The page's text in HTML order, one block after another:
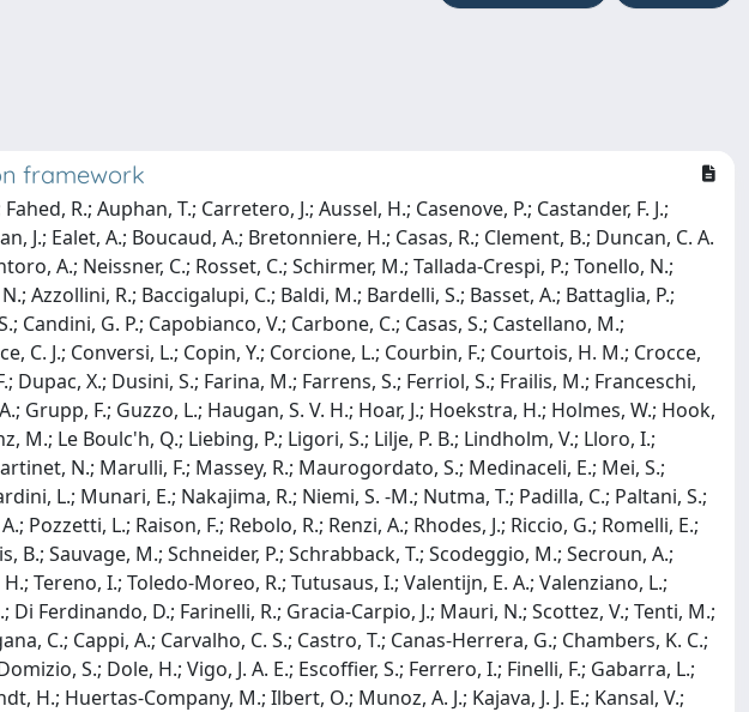
framework
R.; Auphan, T.; Carretero, J.; Aussel, H.; Casenove, P.; Castander, F. J.;
J.; Ealet, A.; Boucaud, A.; Bretonniere, H.; Casas, R.; Clement, B.; Duncan, C. A.
A.; Neissner, C.; Rosset, C.; Schirmer, M.; Tallada-Crespi, P.; Tonello, N.;
Azzollini, R.; Baccigalupi, C.; Baldi, M.; Bardelli, S.; Basset, A.; Battaglia, P.;
G. P.; Capobianco, V.; Carbone, C.; Casas, S.; Castellano, M.;
C. J.; Conversi, L.; Copin, Y.; Corcione, L.; Courbin, F.; Courtois, H. M.; Crocce,
X.; Dusini, S.; Farina, M.; Farrens, S.; Ferriol, S.; Frailis, M.; Franceschi,
Grupp, F.; Guzzo, L.; Haugan, S. V. H.; Hoar, J.; Hoekstra, H.; Holmes, W.; Hook,
M.; Le Boulc'h, Q.; Liebing, P.; Ligori, S.; Lilje, P. B.; Lindholm, V.; Lloro, I.;
N.; Marulli, F.; Massey, R.; Maurogordato, S.; Medinaceli, E.; Mei, S.;
L.; Munari, E.; Nakajima, R.; Niemi, S. -M.; Nutma, T.; Padilla, C.; Paltani, S.;
Pozzetti, L.; Raison, F.; Rebolo, R.; Renzi, A.; Rhodes, J.; Riccio, G.; Romelli, E.;
B.; Sauvage, M.; Schneider, P.; Schrabback, T.; Scodeggio, M.; Secroun, A.;
Tereno, I.; Toledo-Moreo, R.; Tutusaus, I.; Valentijn, E. A.; Valenziano, L.;
Di Ferdinando, D.; Farinelli, R.; Gracia-Carpio, J.; Mauri, N.; Scottez, V.; Tenti, M.;
C.; Cappi, A.; Carvalho, C. S.; Castro, T.; Canas-Herrera, G.; Chambers, K. C.;
S.; Dole, H.; Vigo, J. A. E.; Escoffier, S.; Ferrero, I.; Finelli, F.; Gabarra, L.;
H.; Huertas-Company, M.; Ilbert, O.; Munoz, A. J.; Kajava, J. J. E.; Kansal, V.;